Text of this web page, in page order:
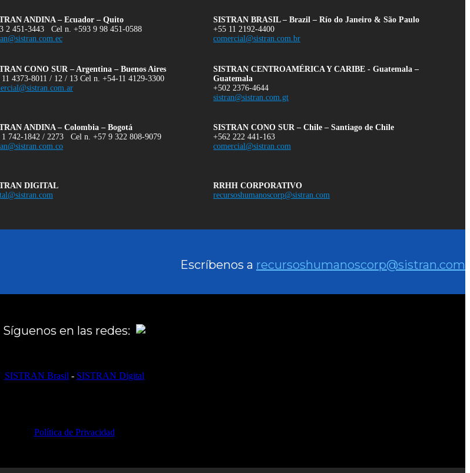
ANDINA – Ecuador – Quito
2 451-3443 Cel n. +593 9 98 451-0588
SISTRAN BRASIL – Brazil – Río do Janeiro & São Paulo
+55 11 2192-4400
comercial@sistran.com.br
CONO SUR – Argentina – Buenos Aires
4373-8011 / 12 / 13 Cel n. +54-11 4129-3300
SISTRAN CENTROAMÉRICA Y CARIBE - Guatemala –
Guatemala
+502 2376-4644
sistran@sistran.com.gt
ANDINA – Colombia – Bogotá
1 742-1842 / 2273 Cel n. +57 9 322 808-9079
SISTRAN CONO SUR – Chile – Santiago de Chile
+562 222 441-163
comercial@sistran.com
DIGITAL
RRHH CORPORATIVO
recursoshumanoscorp@sistran.com
Escríbenos a recursoshumanoscorp@sistran.com
Síguenos en las redes:
SISTRAN Brasil- SISTRAN Digital
Política de Privacidad